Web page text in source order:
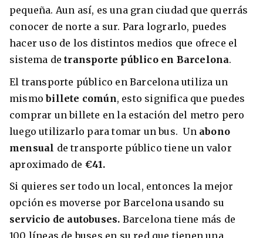
pequeña. Aun así, es una gran ciudad que querrás
conocer de norte a sur. Para lograrlo, puedes
hacer uso de los distintos medios que ofrece el
sistema detransporte público en Barcelona.
El transporte público en Barcelona utiliza un
mismobillete común, esto significa que puedes
comprar un billete en la estación del metro pero
luego utilizarlo para tomar un bus. Un abono
mensual de transporte público tiene un valor
aproximado de €41.
Si quieres ser todo un local, entonces la mejor
opción es moverse por Barcelona usando su
servicio de autobuses. Barcelona tiene más de